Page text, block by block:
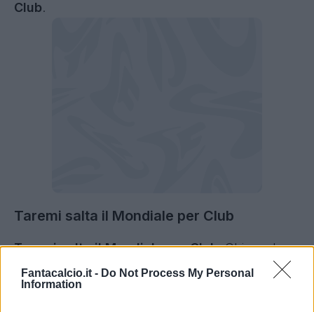
Fantacalcio.it - Do Not Process My Personal
Information
Club.
Taremi salta il Mondiale per Club
Taremi salta il Mondiale per Club. Chivu, che
tra poche ore parlerà in conferenza stampa,
dovrà rinunciare all'attaccante iraniano; i